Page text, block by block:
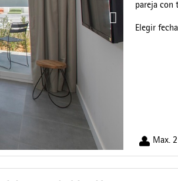
Max.
pareja con
Elegir